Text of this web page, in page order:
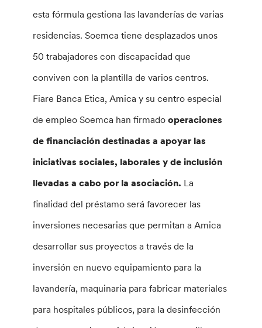
esta fórmula gestiona las lavanderías de varias
residencias. Soemca tiene desplazados unos
50 trabajadores con discapacidad que
conviven con la plantilla de varios centros.
Fiare Banca Etica, Amica y su centro especial
de empleo Soemca han firmadooperaciones
de financiación destinadas a apoyar las
iniciativas sociales, laborales y de inclusión
llevadas a cabo por la asociación. La
finalidad del préstamo será favorecer las
inversiones necesarias que permitan a Amica
desarrollar sus proyectos a través de la
inversión en nuevo equipamiento para la
lavandería, maquinaria para fabricar materiales
para hospitales públicos, para la desinfección